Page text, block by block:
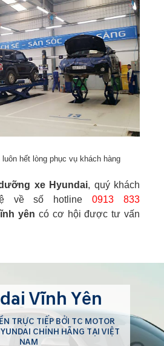
hết lòng phục vụ khách hàng
xe Hyundai, quý khách
về số hotline0913 833
yên có cơ hội được tư vấn
Vĩnh Yên
TRỰC TIẾP BỞI TC MOTOR
CHÍNH HÃNG TẠI VIỆT
NAM